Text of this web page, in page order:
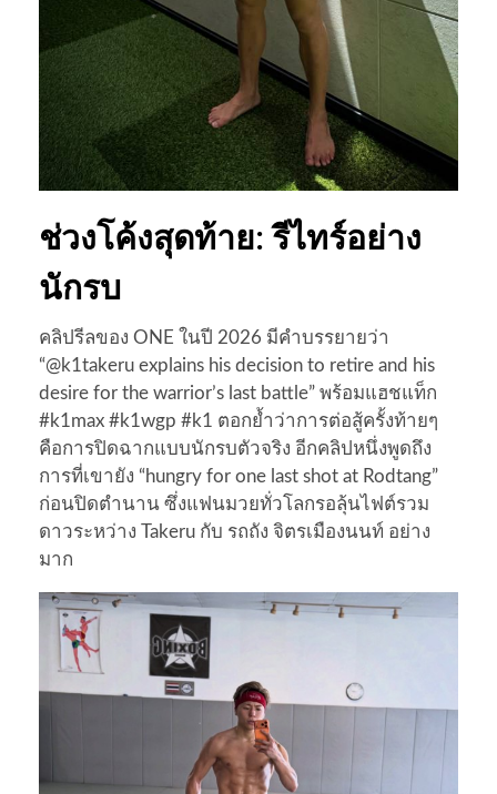
ช่วงโค้งสุดท้าย: รีไทร์อย่าง
นักรบ
คลิปรีลของ ONE ในปี 2026 มีคำบรรยายว่า
“@k1takeru explains his decision to retire and his
desire for the warrior’s last battle” พร้อมแฮชแท็ก
#k1max #k1wgp #k1 ตอกย้ำว่าการต่อสู้ครั้งท้ายๆ
คือการปิดฉากแบบนักรบตัวจริง อีกคลิปหนึ่งพูดถึง
การที่เขายัง “hungry for one last shot at Rodtang”
ก่อนปิดตำนาน ซึ่งแฟนมวยทั่วโลกรอลุ้นไฟต์รวม
ดาวระหว่าง Takeru กับ รถถัง จิตรเมืองนนท์ อย่าง
มาก